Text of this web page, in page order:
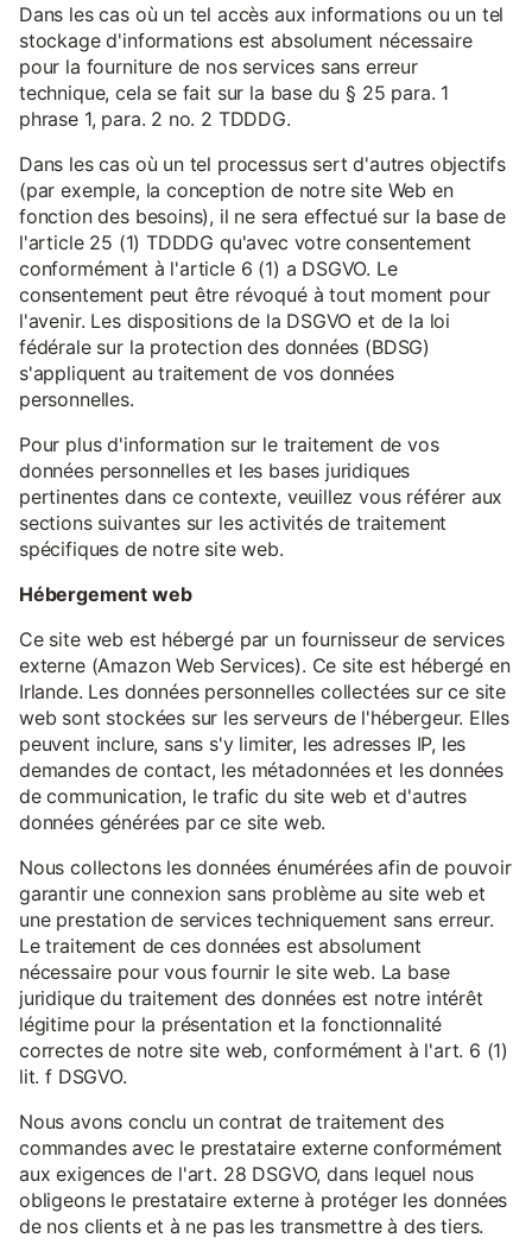
Dans les cas où un tel accès aux informations ou un tel
stockage d'informations est absolument nécessaire
pour la fourniture de nos services sans erreur
technique, cela se fait sur la base du § 25 para. 1
phrase 1, para. 2 no. 2 TDDDG.
Dans les cas où un tel processus sert d'autres objectifs
(par exemple, la conception de notre site Web en
fonction des besoins), il ne sera effectué sur la base de
l'article 25 (1) TDDDG qu'avec votre consentement
conformément à l'article 6 (1) a DSGVO. Le
consentement peut être révoqué à tout moment pour
l'avenir. Les dispositions de la DSGVO et de la loi
fédérale sur la protection des données (BDSG)
s'appliquent au traitement de vos données
personnelles.
Pour plus d'information sur le traitement de vos
données personnelles et les bases juridiques
pertinentes dans ce contexte, veuillez vous référer aux
sections suivantes sur les activités de traitement
spécifiques de notre site web.
Hébergement web
Ce site web est hébergé par un fournisseur de services
externe (Amazon Web Services). Ce site est hébergé en
Irlande. Les données personnelles collectées sur ce site
web sont stockées sur les serveurs de l'hébergeur. Elles
peuvent inclure, sans s'y limiter, les adresses IP, les
demandes de contact, les métadonnées et les données
de communication, le trafic du site web et d'autres
données générées par ce site web.
Nous collectons les données énumérées afin de pouvoir
garantir une connexion sans problème au site web et
une prestation de services techniquement sans erreur.
Le traitement de ces données est absolument
nécessaire pour vous fournir le site web. La base
juridique du traitement des données est notre intérêt
légitime pour la présentation et la fonctionnalité
correctes de notre site web, conformément à l'art. 6 (1)
lit. f DSGVO.
Nous avons conclu un contrat de traitement des
commandes avec le prestataire externe conformément
aux exigences de l'art. 28 DSGVO, dans lequel nous
obligeons le prestataire externe à protéger les données
de nos clients et à ne pas les transmettre à des tiers.